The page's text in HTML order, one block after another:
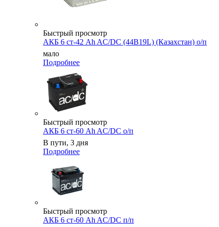
Быстрый просмотр
АКБ 6 ст-42 Ah AC/DC (44B19L) (Казахстан) о/п
мало
Подробнее
Быстрый просмотр
АКБ 6 ст-60 Ah AC/DC о/п
В пути, 3 дня
Подробнее
Быстрый просмотр
АКБ 6 ст-60 Ah AC/DC п/п